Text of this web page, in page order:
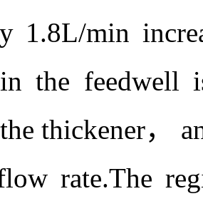
1.8L/min
the feedwell
thickener，
rate.The